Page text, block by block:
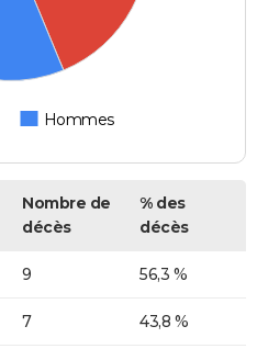
Hommes
Nombre de
décès
% des
décès
9 56,3 %
7 43,8 %